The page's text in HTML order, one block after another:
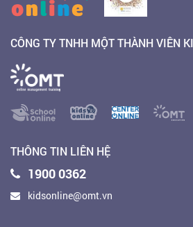
CÔNG TY TNHH MỘT THÀNH VIÊN
THÔNG TIN LIÊN HỆ
1900 0362
kidsonline@omt.vn